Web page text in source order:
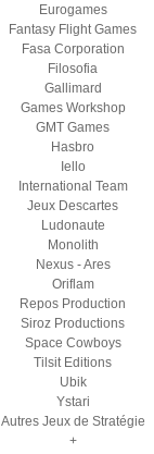
Eurogames
Fantasy Flight Games
Fasa Corporation
Filosofia
Gallimard
Games Workshop
GMT Games
Hasbro
Iello
International Team
Jeux Descartes
Ludonaute
Monolith
Nexus - Ares
Oriflam
Repos Production
Siroz Productions
Space Cowboys
Tilsit Editions
Ubik
Ystari
Autres Jeux de Stratégie
+